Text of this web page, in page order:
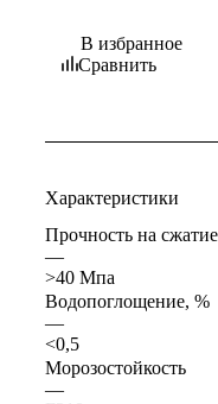
В избранное
Сравнить
Характеристики
Прочность на сжатие
—
>40 Мпа
Водопоглощение, %
—
<0,5
Морозостойкость
—